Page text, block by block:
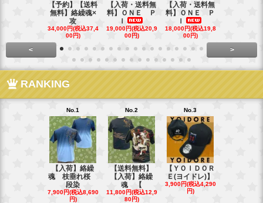
【予約】【送料
無料】絡繰魂×
攻
34,000円(税込37,4
00円)
【入荷・送料無
料】ＯＮＥ Ｐ
Ｉ
19,000円(税込20,9
00円)
【入荷・送料無
料】ＯＮＥ Ｐ
Ｉ
18,000円(税込19,8
00円)
< >
RANKING
No.1
【入荷】絡繰
魂 枝垂れ桜
段染
7,900円(税込8,690
円)
No.2
【送料無料】
【入荷】絡繰
魂 【
11,800円(税込12,9
80円)
No.3
【ＹＯＩＤＯＲ
Ｅ(ヨイドレ)】
3,900円(税込4,290
円)